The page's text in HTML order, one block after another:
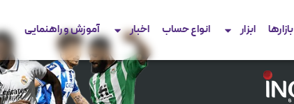
بازارها ابزار انواع حساب اخبار آموزش و راهنمایی